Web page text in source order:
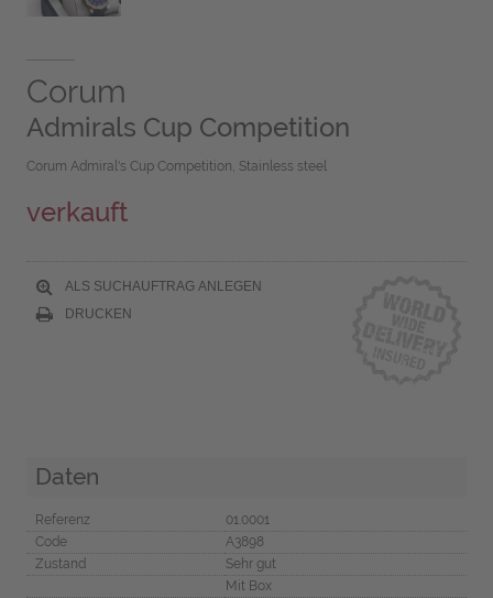
Corum
Admirals Cup Competition
Corum Admiral's Cup Competition, Stainless steel
verkauft
ALS SUCHAUFTRAG ANLEGEN
DRUCKEN
Daten
Referenz
01.0001
Code
A3898
Zustand
Sehr gut
Mit Box